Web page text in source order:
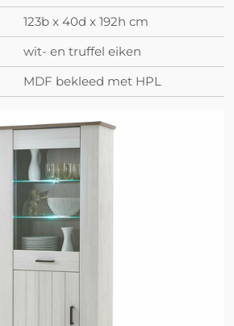
123b x 40d x 192h cm
wit- en truffel eiken
MDF bekleed met HPL